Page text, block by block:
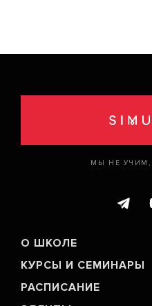
МЫ НЕ УЧИМ,
О ШКОЛЕ
КУРСЫ И СЕМИНАРЫ
РАСПИСАНИЕ